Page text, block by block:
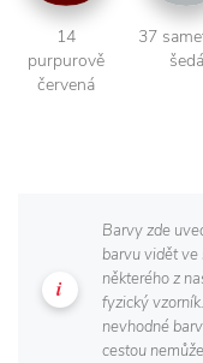
14
purpurově
červená
37
šedá
Barvy zde
barvu vidět
některého z
fyzický
nevhodné
cestou